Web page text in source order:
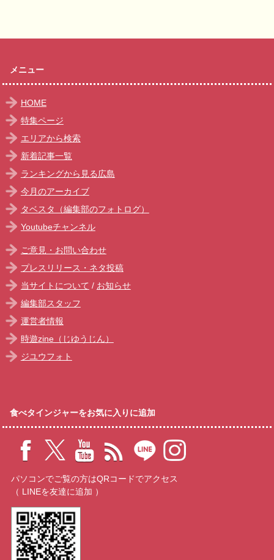
メニュー
HOME
特集ページ
エリアから検索
新着記事一覧
ランキングから見る広島
今月のアーカイブ
タベスタ（編集部のフォトログ）
Youtubeチャンネル
ご意見・お問い合わせ
プレスリリース・ネタ投稿
当サイトについて / お知らせ
編集部スタッフ
運営者情報
時遊zine（じゆうじん）
ジユウフォト
食べタインジャーをお気に入りに追加
パソコンでご覧の方はQRコードでアクセス
（ LINEを友達に追加 ）